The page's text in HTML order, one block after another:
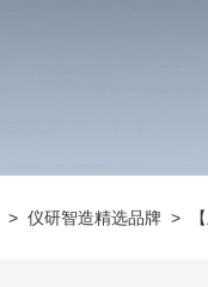
>仪研智造精选品牌 >